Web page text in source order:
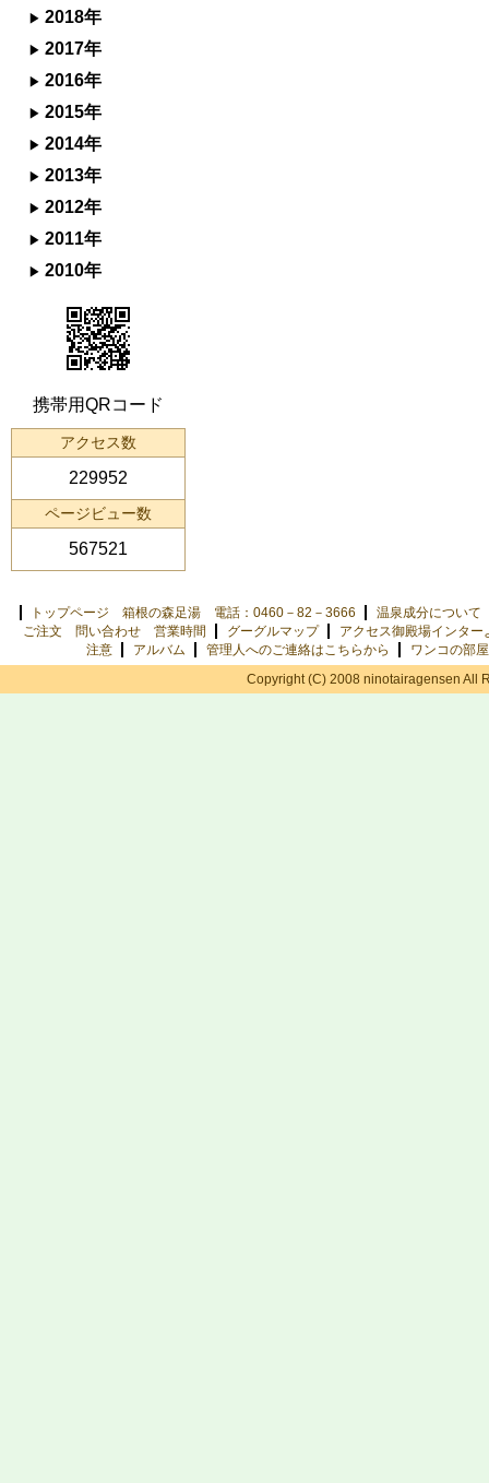
2018年
2017年
2016年
2015年
2014年
2013年
2012年
2011年
2010年
携帯用QRコード
アクセス数
229952
ページビュー数
567521
トップページ 箱根の森足湯 電話：0460－82－3666
温泉成分について
ご注文 問い合わせ 営業時間
グーグルマップ
アクセス御殿場インター
注意
アルバム 管理人へのご連絡はこちらから
ワンコの部屋
Copyright (C) 2008 ninotairagensen All